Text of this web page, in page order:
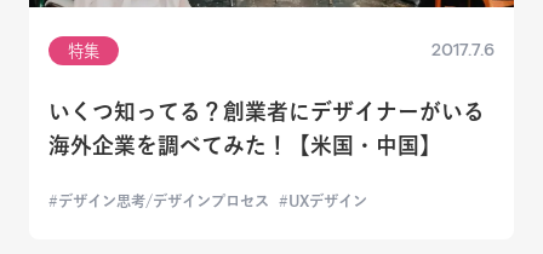
特集 2017.7.6
いくつ知ってる？創業者にデザイナーがいる
海外企業を調べてみた！【米国・中国】
デザイン思考/デザインプロセス UXデザイン